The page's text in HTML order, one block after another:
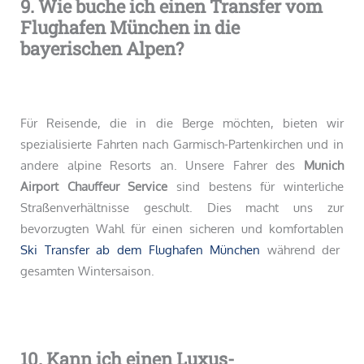
9. Wie buche ich einen Transfer vom
Flughafen München in die
bayerischen Alpen?
Für Reisende, die in die Berge möchten, bieten wir
spezialisierte Fahrten nach Garmisch-Partenkirchen und in
andere alpine Resorts an. Unsere Fahrer des Munich
Airport Chauffeur Service sind bestens für winterliche
Straßenverhältnisse geschult. Dies macht uns zur
bevorzugten Wahl für einen sicheren und komfortablen
Ski Transfer ab dem Flughafen München während der
gesamten Wintersaison.
10. Kann ich einen Luxus-